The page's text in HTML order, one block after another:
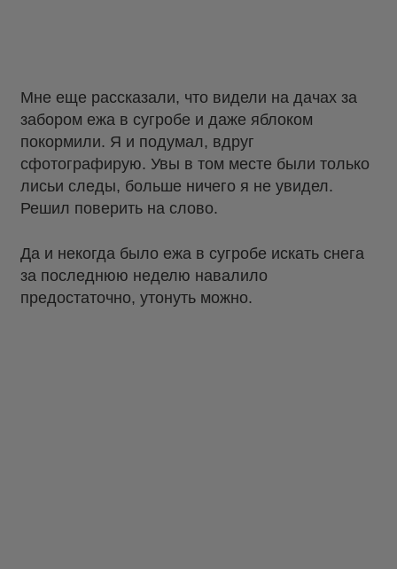
Мне еще рассказали, что видели на дачах за
забором ежа в сугробе и даже яблоком
покормили. Я и подумал, вдруг
сфотографирую. Увы в том месте были только
лисьи следы, больше ничего я не увидел.
Решил поверить на слово.
Да и некогда было ежа в сугробе искать снега
за последнюю неделю навалило
предостаточно, утонуть можно.